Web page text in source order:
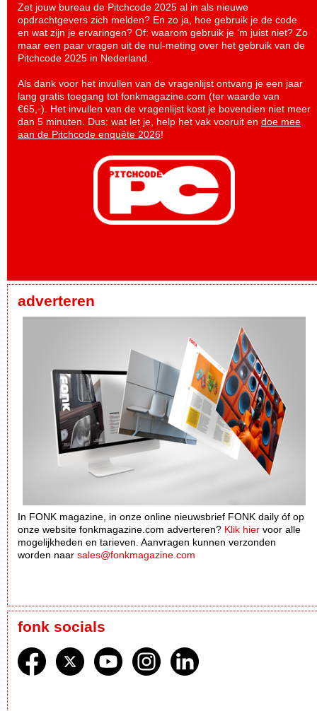
Zet jouw bureau de Pitchcode 2025 al in als nieuwe
opdrachtgevers zich melden? En zo ja, hoe gebruik je de code
en wat zijn je ervaringen? Of: waarom gebruik je ‘m juist niet? Zo
maar een paar vragen uit de nul-meting over het gebruik van de
Pitchcode 2025 in Nederland.
Als dank voor het invullen van de vragenlijst ontvang je een jaar
lang gratis toegang tot fonkmagazine.com (ter waarde van
€65,-). Het invullen van de vragenlijst kost je bovendien niet meer
dan 5 minuten. Dus: wat let je, help het vak vooruit en doe mee
aan de Pitchcode enquête 2026!
adverteren
In FONK magazine, in onze online nieuwsbrief FONK daily óf op
onze website fonkmagazine.com adverteren? Klik hier voor alle
mogelijkheden en tarieven. Aanvragen kunnen verzonden
worden naar sales@fonkmagazine.com
fonk socials